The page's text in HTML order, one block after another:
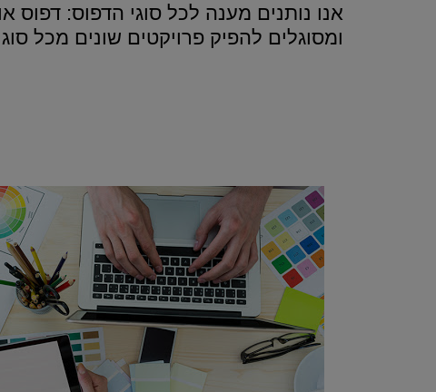
אנו נותנים מענה לכל סוגי הדפוס: דפוס
ומסוגלים להפיק פרויקטים שונים מכל סוג